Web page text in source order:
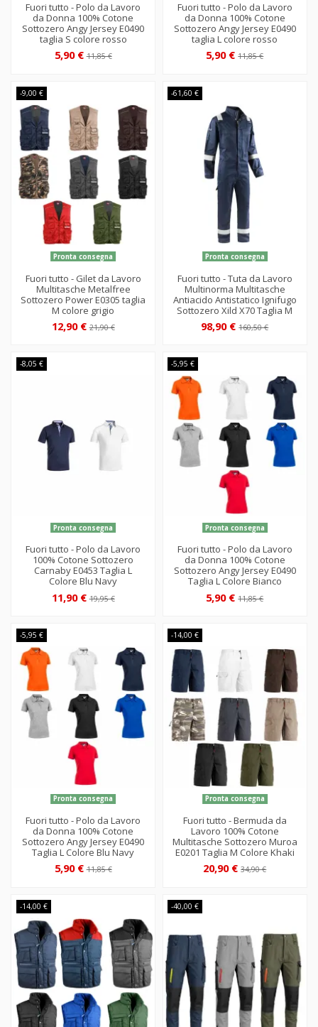
Fuori tutto - Polo da Lavoro
da Donna 100% Cotone
Sottozero Angy Jersey E0490
taglia S colore rosso
5,90 €11,85 €
Fuori tutto - Polo da Lavoro
da Donna 100% Cotone
Sottozero Angy Jersey E0490
taglia L colore rosso
5,90 €11,85 €
-9,00 €
Pronta consegna
Fuori tutto - Gilet da Lavoro
Multitasche Metalfree
Sottozero Power E0305 taglia
M colore grigio
12,90 €21,90 €
-61,60 €
Pronta consegna
Fuori tutto - Tuta da Lavoro
Multinorma Multitasche
Antiacido Antistatico Ignifugo
Sottozero Xild X70 Taglia M
98,90 €160,50 €
-8,05 €
Pronta consegna
Fuori tutto - Polo da Lavoro
100% Cotone Sottozero
Carnaby E0453 Taglia L
Colore Blu Navy
11,90 €19,95 €
-5,95 €
Pronta consegna
Fuori tutto - Polo da Lavoro
da Donna 100% Cotone
Sottozero Angy Jersey E0490
Taglia L Colore Bianco
5,90 €11,85 €
-5,95 €
Pronta consegna
Fuori tutto - Polo da Lavoro
da Donna 100% Cotone
Sottozero Angy Jersey E0490
Taglia L Colore Blu Navy
5,90 €11,85 €
-14,00 €
Pronta consegna
Fuori tutto - Bermuda da
Lavoro 100% Cotone
Multitasche Sottozero Muroa
E0201 Taglia M Colore Khaki
20,90 €34,90 €
-14,00 € -40,00 €